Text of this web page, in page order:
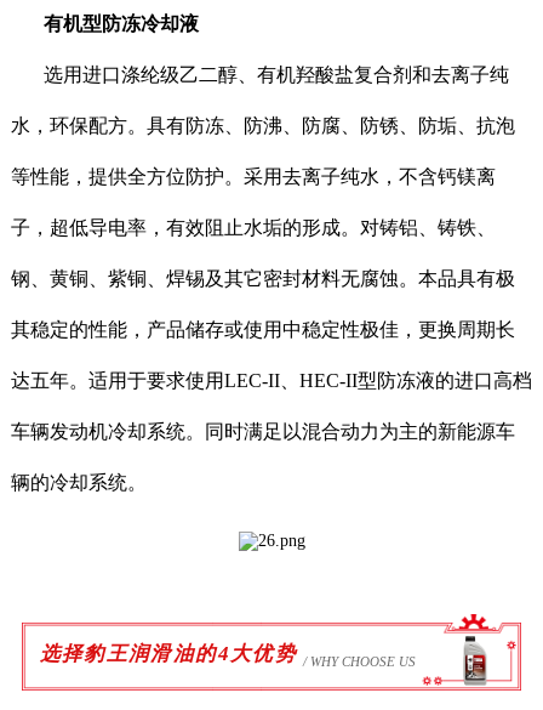
有机型防冻冷却液
选用进口涤纶级乙二醇、有机羟酸盐复合剂和去离子纯
水，环保配方。具有防冻、防沸、防腐、防锈、防垢、抗泡
等性能，提供全方位防护。采用去离子纯水，不含钙镁离
子，超低导电率，有效阻止水垢的形成。对铸铝、铸铁、
钢、黄铜、紫铜、焊锡及其它密封材料无腐蚀。本品具有极
其稳定的性能，产品储存或使用中稳定性极佳，更换周期长
达五年。适用于要求使用LEC-II、HEC-II型防冻液的进口高档
车辆发动机冷却系统。同时满足以混合动力为主的新能源车
辆的冷却系统。
选择豹王润滑油的4大优势 / WHY CHOOSE US